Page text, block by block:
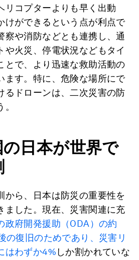
リコプターよりも早く出動
けができるという点が利点で
察や消防などとも連携し、通
や火災、停電状況などもタイ
とで、より迅速な救助活動の
ます。特に、危険な場所にで
るドローンは、二次災害の防
の日本が世界で
から、日本は防災の重要性を
ました。現在、災害関連に充
政府開発援助（ODA）の約
の復旧のためであり、災害リ
はわずか4% しか割かれていな